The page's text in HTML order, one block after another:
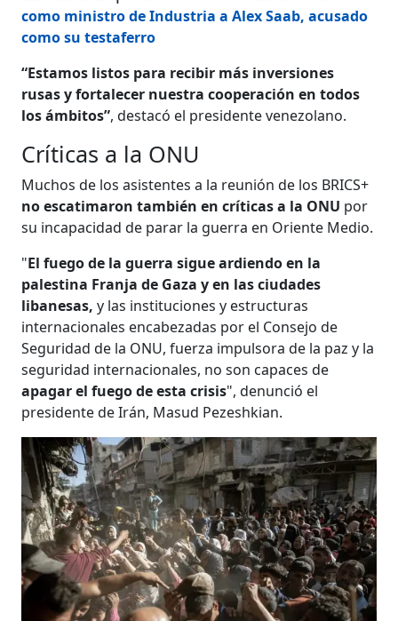
como ministro de Industria a Alex Saab, acusado
como su testaferro
“Estamos listos para recibir más inversiones
rusas y fortalecer nuestra cooperación en todos
los ámbitos”, destacó el presidente venezolano.
Críticas a la ONU
Muchos de los asistentes a la reunión de los BRICS+
no escatimaron también en críticas a la ONU por
su incapacidad de parar la guerra en Oriente Medio.
"El fuego de la guerra sigue ardiendo en la
palestina Franja de Gaza y en las ciudades
libanesas,y las instituciones y estructuras
internacionales encabezadas por el Consejo de
Seguridad de la ONU, fuerza impulsora de la paz y la
seguridad internacionales, no son capaces de
apagar el fuego de esta crisis", denunció el
presidente de Irán, Masud Pezeshkian.